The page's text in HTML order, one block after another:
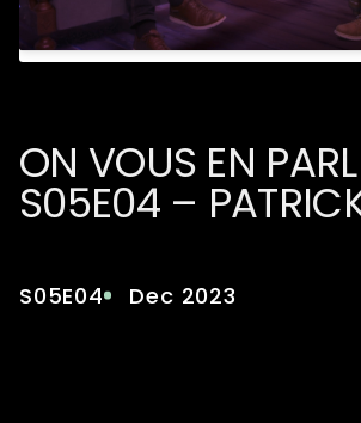
ON VOUS EN
S05E04 –
PHOTOGRAPHE
S05E04 Dec 2023